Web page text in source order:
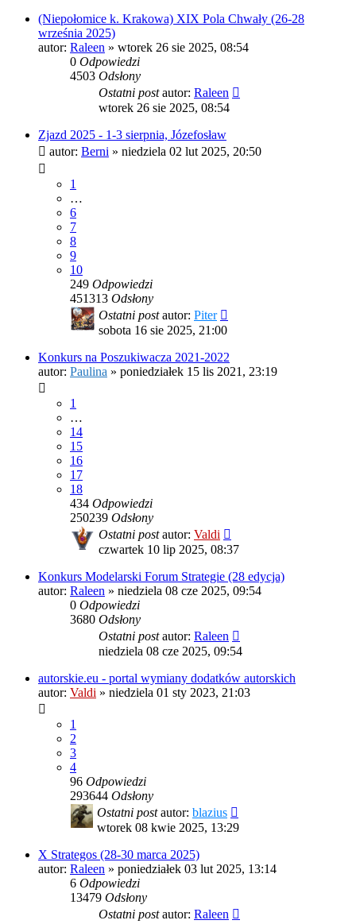
(Niepołomice k. Krakowa) XIX Pola Chwały (26-28
września 2025)
autor: Raleen » wtorek 26 sie 2025, 08:54
0 Odpowiedzi
4503 Odsłony
Ostatni postautor: Raleen
wtorek 26 sie 2025, 08:54
Zjazd 2025 - 1-3 sierpnia, Józefosław
autor: Berni » niedziela 02 lut 2025, 20:50
1
…
6
7
8
9
10
249 Odpowiedzi
451313 Odsłony
Ostatni postautor: Piter
sobota 16 sie 2025, 21:00
Konkurs na Poszukiwacza 2021-2022
autor: Paulina » poniedziałek 15 lis 2021, 23:19
1
…
14
15
16
17
18
434 Odpowiedzi
250239 Odsłony
Ostatni postautor: Valdi
czwartek 10 lip 2025, 08:37
Konkurs Modelarski Forum Strategie (28 edycja)
autor: Raleen » niedziela 08 cze 2025, 09:54
0 Odpowiedzi
3680 Odsłony
Ostatni postautor: Raleen
niedziela 08 cze 2025, 09:54
autorskie.eu - portal wymiany dodatków autorskich
autor: Valdi » niedziela 01 sty 2023, 21:03
1
2
3
4
96 Odpowiedzi
293644 Odsłony
Ostatni postautor: blazius
wtorek 08 kwie 2025, 13:29
X Strategos (28-30 marca 2025)
autor: Raleen » poniedziałek 03 lut 2025, 13:14
6 Odpowiedzi
13479 Odsłony
Ostatni postautor: Raleen